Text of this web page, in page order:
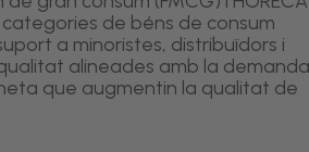
de béns de consum
a minoristes, distribuïdors i
alineades amb la demanda
que augmentin la qualitat de